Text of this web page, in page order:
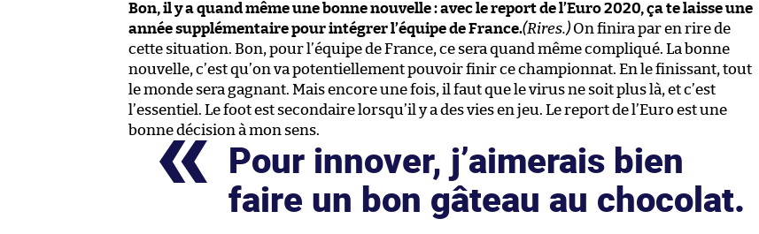
Bon, il y a quand même une bonne nouvelle : avec le report de l’Euro 2020, ça te laisse une
année supplémentaire pour intégrer l’équipe de France.(Rires.) On finira par en rire de
cette situation. Bon, pour l’équipe de France, ce sera quand même compliqué. La bonne
nouvelle, c’est qu’on va potentiellement pouvoir finir ce championnat. En le finissant, tout
le monde sera gagnant. Mais encore une fois, il faut que le virus ne soit plus là, et c’est
l’essentiel. Le foot est secondaire lorsqu’il y a des vies en jeu. Le report de l’Euro est une
bonne décision à mon sens.
Pour innover, j’aimerais bien
faire un bon gâteau au chocolat.